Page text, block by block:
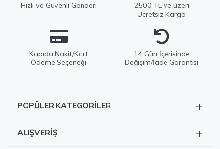
EDWOX Destek
Hızlı ve Güvenli Gönderi
2500 TL ve üzeri
Ücretsiz Kargo
Kapıda Nakit/Kart
Ödeme Seçeneği
14 Gün İçerisinde
Değişim/İade Garantisi
POPÜLER KATEGORILER +
Kazak
ALIŞVERIŞ +